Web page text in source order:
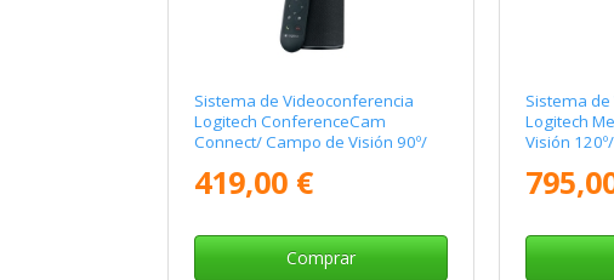
Sistema de Videoconferencia
Logitech ConferenceCam
Connect/ Campo de Visión 90º/
419,00 €
Comprar
Sistema
Logitech
Visión